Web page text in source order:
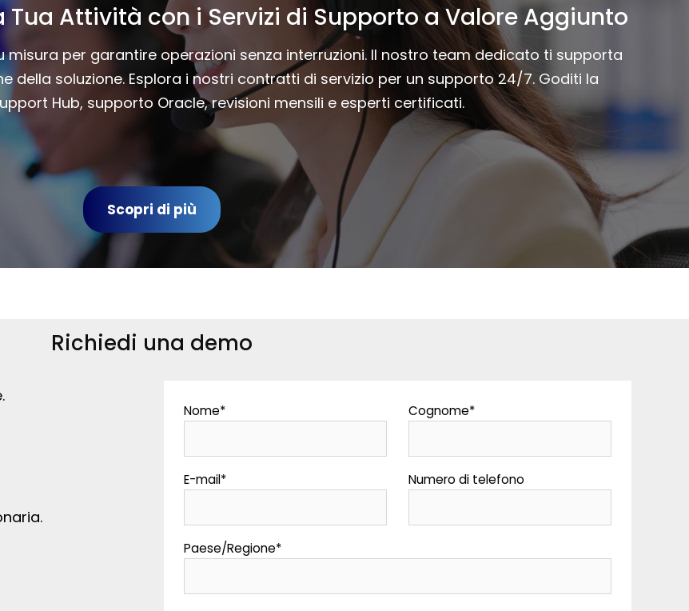
Tua Attività con i Servizi di Supporto a Valore Aggiunto
per garantire operazioni senza interruzioni. Il nostro team dedicato ti supporta
della soluzione. Esplora i nostri contratti di servizio per un supporto 24/7. Goditi la
Hub, supporto Oracle, revisioni mensili e esperti certificati.
Scopri di più
Richiedi una demo
Nome* Cognome*
E-mail* Numero di telefono
Paese/Regione*